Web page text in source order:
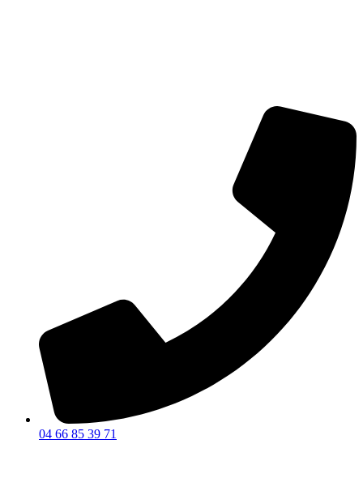
04 66 85 39 71